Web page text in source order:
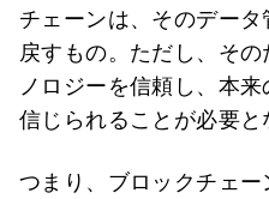
チェーンは、そのデー
戻すもの。ただし、そ
ノロジーを信頼し、本
信じられることが必要と
つまり、ブロックチェ